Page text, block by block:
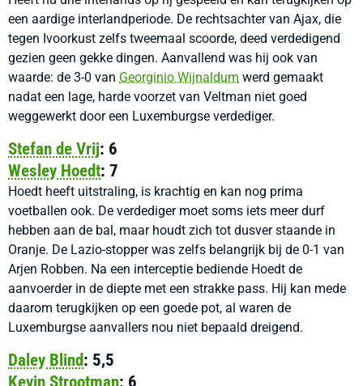
een aardige interlandperiode. De rechtsachter van Ajax, die
tegen Ivoorkust zelfs tweemaal scoorde, deed verdedigend
gezien geen gekke dingen. Aanvallend was hij ook van
waarde: de 3-0 van Georginio Wijnaldum werd gemaakt
nadat een lage, harde voorzet van Veltman niet goed
weggewerkt door een Luxemburgse verdediger.
Stefan de Vrij: 6
Wesley Hoedt: 7
Hoedt heeft uitstraling, is krachtig en kan nog prima
voetballen ook. De verdediger moet soms iets meer durf
hebben aan de bal, maar houdt zich tot dusver staande in
Oranje. De Lazio-stopper was zelfs belangrijk bij de 0-1 van
Arjen Robben. Na een interceptie bediende Hoedt de
aanvoerder in de diepte met een strakke pass. Hij kan mede
daarom terugkijken op een goede pot, al waren de
Luxemburgse aanvallers nou niet bepaald dreigend.
Daley Blind: 5,5
Kevin Strootman: 6